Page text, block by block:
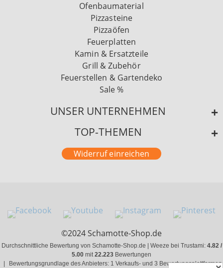
Ofenbaumaterial
Pizzasteine
Pizzaöfen
Feuerplatten
Kamin & Ersatzteile
Grill & Zubehör
Feuerstellen & Gartendeko
Sale %
UNSER UNTERNEHMEN
TOP-THEMEN
Widerruf einreichen
©2024 Schamotte-Shop.de
Durchschnittliche Bewertung von Schamotte-Shop.de | Weeze bei Trustami: 4.82 /
5.00 mit22.223 Bewertungen
Bewertungsgrundlage des Anbieters: 1 Verkaufs- und 3 Bewertungsplattformen